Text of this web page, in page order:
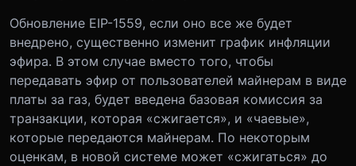
Обновление EIP-1559, если оно все же будет
внедрено, существенно изменит график инфляции
эфира. В этом случае вместо того, чтобы
передавать эфир от пользователей майнерам в виде
платы за газ, будет введена базовая комиссия за
транзакции, которая «сжигается», и «чаевые»,
которые передаются майнерам. По некоторым
оценкам, в новой системе может «сжигаться» до